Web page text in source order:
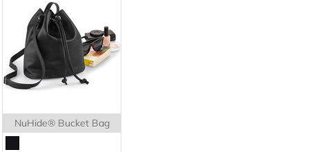
NuHide® Bucket Bag